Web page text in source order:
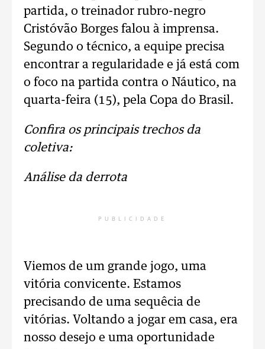
partida, o treinador rubro-negro
Cristóvão Borges falou à imprensa.
Segundo o técnico, a equipe precisa
encontrar a regularidade e já está com
o foco na partida contra o Náutico, na
quarta-feira (15), pela Copa do Brasil.
Confira os principais trechos da
coletiva:
Análise da derrota
PUBLICIDADE
Viemos de um grande jogo, uma
vitória convicente. Estamos
precisando de uma sequêcia de
vitórias. Voltando a jogar em casa, era
nosso desejo e uma oportunidade